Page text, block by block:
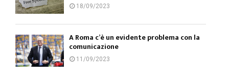
18/09/2023
A Roma c’è un evidente problema con la
comunicazione
11/09/2023